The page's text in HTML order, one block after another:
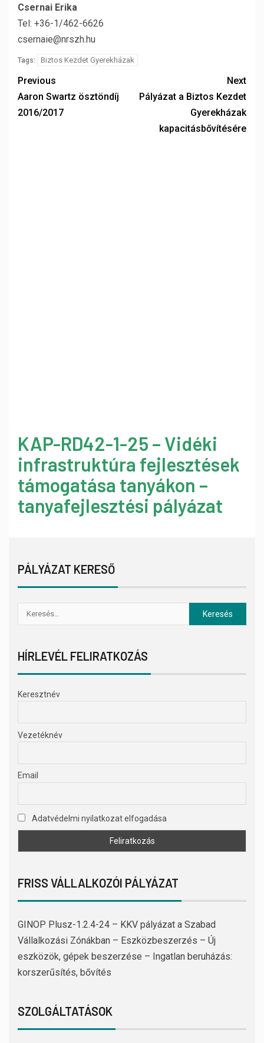
Csernai Erika
Tel: +36-1/462-6626
csernaie@nrszh.hu
Tags: Biztos Kezdet Gyerekházak
Previous
Aaron Swartz ösztöndíj
2016/2017
Next
Pályázat a Biztos Kezdet
Gyerekházak
kapacitásbővítésére
KAP-RD42-1-25 – Vidéki
infrastruktúra fejlesztések
támogatása tanyákon –
tanyafejlesztési pályázat
PÁLYÁZAT KERESŐ
HÍRLEVÉL FELIRATKOZÁS
Keresztnév
Vezetéknév
Email
Adatvédelmi nyilatkozat elfogadása
FRISS VÁLLALKOZÓI PÁLYÁZAT
GINOP Plusz-1.2.4-24 – KKV pályázat a Szabad
Vállalkozási Zónákban – Eszközbeszerzés – Új
eszközök, gépek beszerzése – Ingatlan beruházás:
korszerűsítés, bővítés
SZOLGÁLTATÁSOK